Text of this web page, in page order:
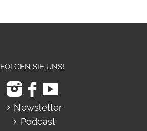
FOLGEN SIE UNS!
Newsletter
Podcast